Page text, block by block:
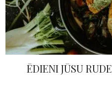
ĒDIENI JŪSU